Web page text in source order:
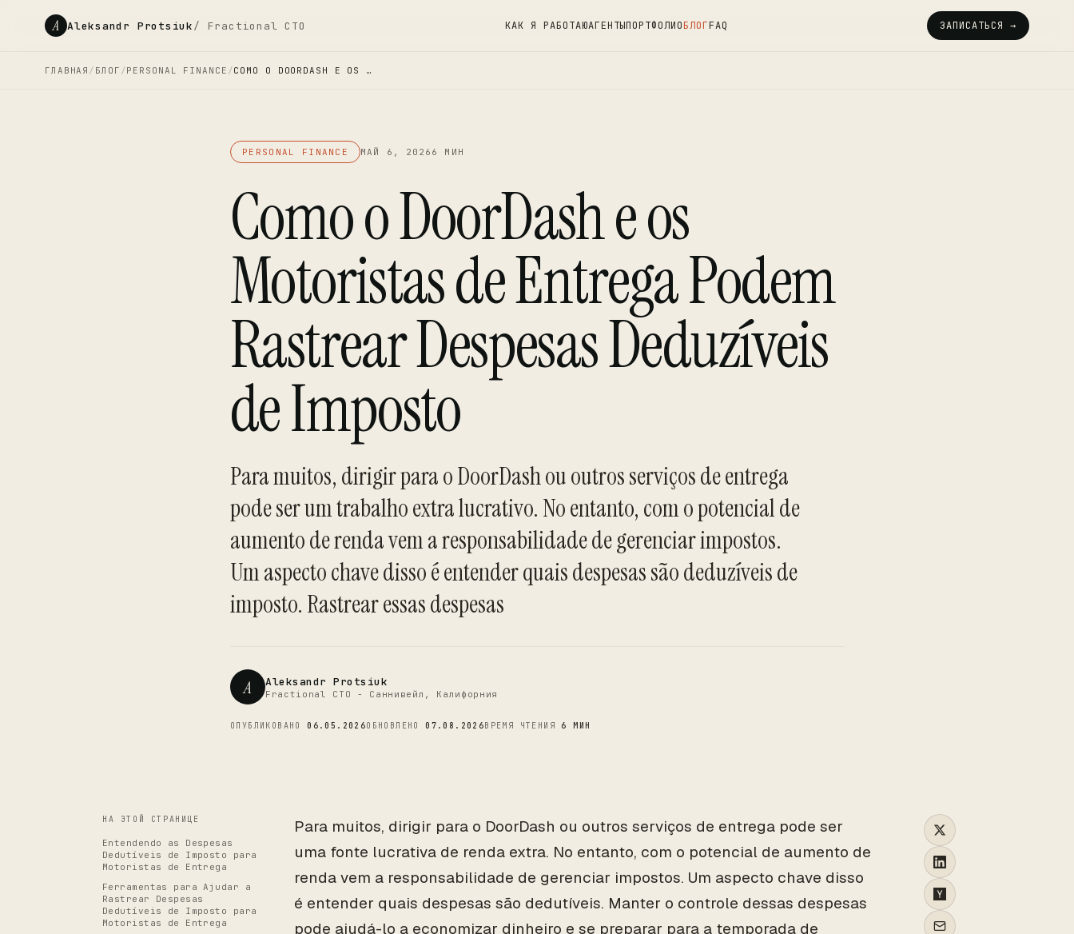
A Aleksandr Protsiuk/ Fractional CTO КАК Я РАБОТАЮАГЕНТЫПОРТФОЛИОБЛОГFAQ ЗАПИСАТЬСЯ →
ГЛАВНАЯ / БЛОГ /PERSONAL FINANCE /COMO O DOORDASH E OS …
PERSONAL FINANCE МАЙ 6, 2026 6 МИН
Como o DoorDash e os
Motoristas de Entrega Podem
Rastrear Despesas Deduzíveis
de Imposto
Para muitos, dirigir para o DoorDash ou outros serviços de entrega
pode ser um trabalho extra lucrativo. No entanto, com o potencial de
aumento de renda vem a responsabilidade de gerenciar impostos.
Um aspecto chave disso é entender quais despesas são deduzíveis de
imposto. Rastrear essas despesas
A Aleksandr Protsiuk
Fractional CTO - Саннивейл, Калифорния
ОПУБЛИКОВАНО06.05.2026ОБНОВЛЕНО07.08.2026ВРЕМЯ ЧТЕНИЯ 6 МИН
CTO
НА ЭТОЙ СТРАНИЦЕ
Entendendo as Despesas
Dedutíveis de Imposto para
Motoristas de Entrega
Ferramentas para Ajudar a
Rastrear Despesas
Dedutíveis de Imposto para
Motoristas de Entrega
Para muitos, dirigir para o DoorDash ou outros serviços de entrega pode ser
uma fonte lucrativa de renda extra. No entanto, com o potencial de aumento de
renda vem a responsabilidade de gerenciar impostos. Um aspecto chave disso
é entender quais despesas são dedutíveis. Manter o controle dessas despesas
pode ajudá-lo a economizar dinheiro e se preparar para a temporada de